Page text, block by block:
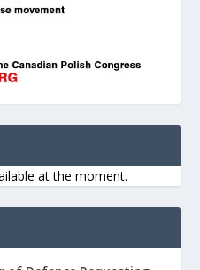
at the moment.